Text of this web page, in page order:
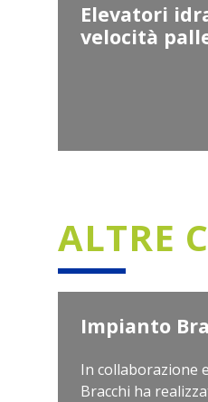
Elevatori
velocità
ALTRE
Impianto
In collaborazione
Bracchi ha